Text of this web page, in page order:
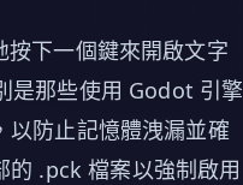
下一個鍵來開啟文字
是那些使用 Godot 引擎
以防止記憶體洩漏並確
的 .pck 檔案以強制啟用